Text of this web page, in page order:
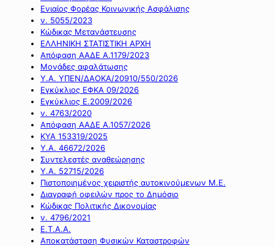
Ενιαίος Φορέας Κοινωνικής Ασφάλισης
ν. 5055/2023
Κώδικας Μετανάστευσης
ΕΛΛΗΝΙΚΗ ΣΤΑΤΙΣΤΙΚΗ ΑΡΧΗ
Απόφαση ΑΑΔΕ Α.1179/2023
Μονάδες αφαλάτωσης
Υ.Α. ΥΠΕΝ/ΔΑΟΚΑ/20910/550/2026
Εγκύκλιος ΕΦΚΑ 09/2026
Εγκύκλιος Ε.2009/2026
ν. 4763/2020
Απόφαση ΑΑΔΕ Α.1057/2026
ΚΥΑ 153319/2025
Υ.Α. 46672/2026
Συντελεστές αναθεώρησης
Υ.Α. 52715/2026
Πιστοποιημένος χειριστής αυτοκινούμενων Μ.Ε.
Διαγραφή οφειλών προς το Δημόσιο
Κώδικας Πολιτικής Δικονομίας
ν. 4796/2021
Ε.Τ.Α.Α.
Αποκατάσταση Φυσικών Καταστροφών